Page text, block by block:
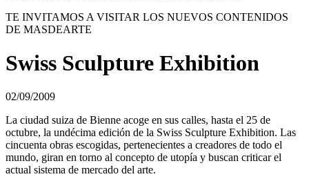
TE INVITAMOS A VISITAR LOS NUEVOS CONTENIDOS
DE MASDEARTE
Swiss Sculpture Exhibition
02/09/2009
La ciudad suiza de Bienne acoge en sus calles, hasta el 25 de
octubre, la undécima edición de la Swiss Sculpture Exhibition. Las
cincuenta obras escogidas, pertenecientes a creadores de todo el
mundo, giran en torno al concepto de utopía y buscan criticar el
actual sistema de mercado del arte.